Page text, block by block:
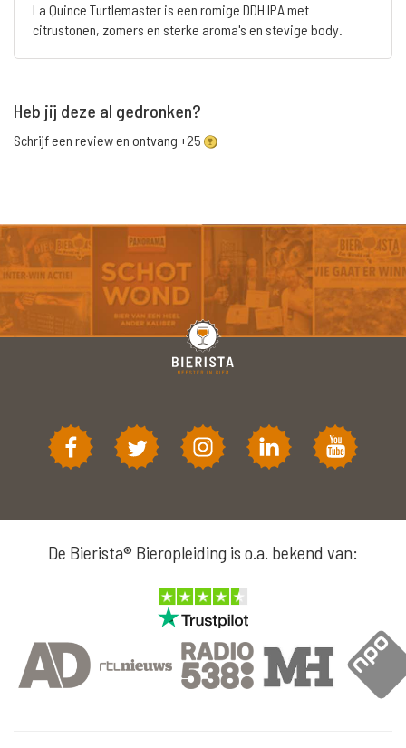
La Quince Turtlemaster is een romige DDH IPA met
citrustonen, zomers en sterke aroma's en stevige body.
Heb jij deze al gedronken?
Schrijf een review en ontvang +25
De Bierista® Bieropleiding is o.a. bekend van: